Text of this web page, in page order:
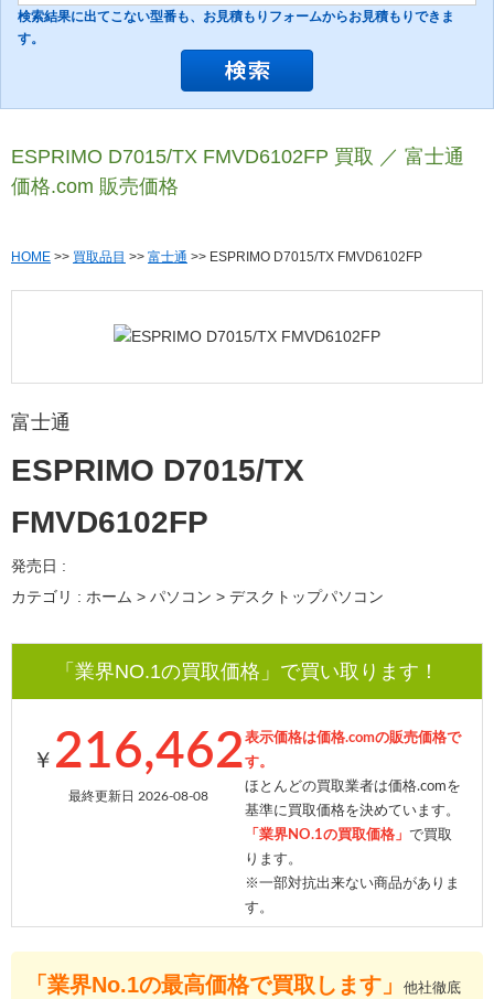
検索結果に出てこない型番も、お見積もりフォームからお見積もりできま
す。
ESPRIMO D7015/TX FMVD6102FP 買取 ／ 富士通
価格.com 販売価格
HOME >> 買取品目 >> 富士通 >> ESPRIMO D7015/TX FMVD6102FP
富士通
ESPRIMO D7015/TX
FMVD6102FP
発売日 :
カテゴリ : ホーム > パソコン > デスクトップパソコン
「業界NO.1の買取価格」で買い取ります！
￥ 216,462
最終更新日 2026-08-08
表示価格は価格.comの販売価格で
す。
ほとんどの買取業者は価格.comを
基準に買取価格を決めています。
「業界NO.1の買取価格」 で買取
ります。
※一部対抗出来ない商品がありま
す。
「業界No.1の最高価格で買取します」
他社徹底